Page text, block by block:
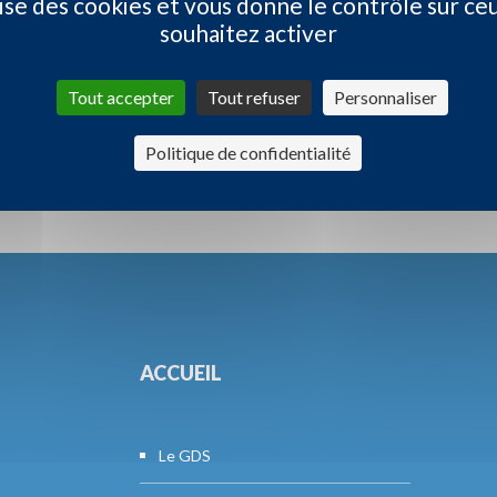
aucun remboursement, aide ou conseil ne peut vous
ACCUEIL
Le GDS
souhaitez activer
Tout accepter Tout refuser Personnaliser
Politique de confidentialité